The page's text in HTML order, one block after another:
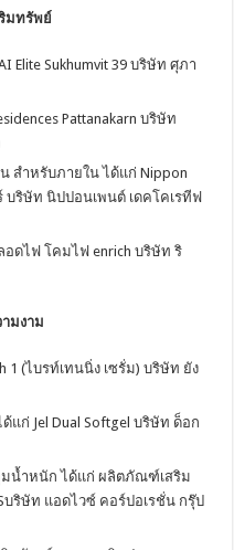
มทรัพย์
Elite Sukhumvit 39 บริษัท ศุภา
Pattanakarn บริษัท
สำหรับภายใน ได้แก่ Nippon
บริษัท นิปปอนเพนต์ เดคโคเรทีฟ
ดไฟ โคมไฟ enrich บริษัท ริ
มงาม
(ไบรท์เทนนิ่ง เซรั่ม) บริษัท ยัง
ก่ Jel Dual Softgel บริษัท ด็อก
น้ำหนัก ได้แก่ ผลิตภัณฑ์เสริม
ริษัท แอดไวซ์ คอร์ปอเรชั่น กรุ๊ป